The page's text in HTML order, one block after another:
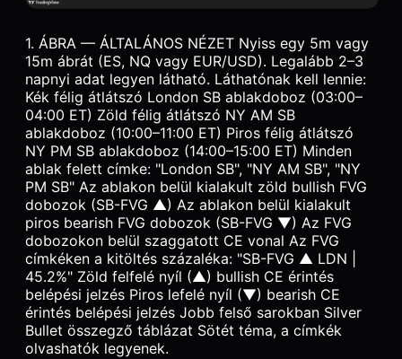
1. ÁBRA — ÁLTALÁNOS NÉZET Nyiss egy 5m vagy
15m ábrát (ES, NQ vagy EUR/USD). Legalább 2–3
napnyi adat legyen látható. Láthatónak kell lennie:
Kék félig átlátszó London SB ablakdoboz (03:00–
04:00 ET) Zöld félig átlátszó NY AM SB
ablakdoboz (10:00–11:00 ET) Piros félig átlátszó
NY PM SB ablakdoboz (14:00–15:00 ET) Minden
ablak felett címke: "London SB", "NY AM SB", "NY
PM SB" Az ablakon belül kialakult zöld bullish FVG
dobozok (SB-FVG ▲) Az ablakon belül kialakult
piros bearish FVG dobozok (SB-FVG ▼) Az FVG
dobozokon belül szaggatott CE vonal Az FVG
címkéken a kitöltés százaléka: "SB-FVG ▲ LDN |
45.2%" Zöld felfelé nyíl (▲) bullish CE érintés
belépési jelzés Piros lefelé nyíl (▼) bearish CE
érintés belépési jelzés Jobb felső sarokban Silver
Bullet összegző táblázat Sötét téma, a címkék
olvashatók legyenek.